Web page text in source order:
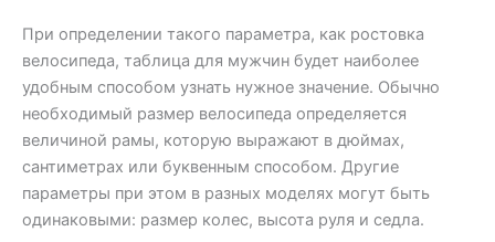
При определении такого параметра, как ростовка
велосипеда, таблица для мужчин будет наиболее
удобным способом узнать нужное значение. Обычно
необходимый размер велосипеда определяется
величиной рамы, которую выражают в дюймах,
сантиметрах или буквенным способом. Другие
параметры при этом в разных моделях могут быть
одинаковыми: размер колес, высота руля и седла.